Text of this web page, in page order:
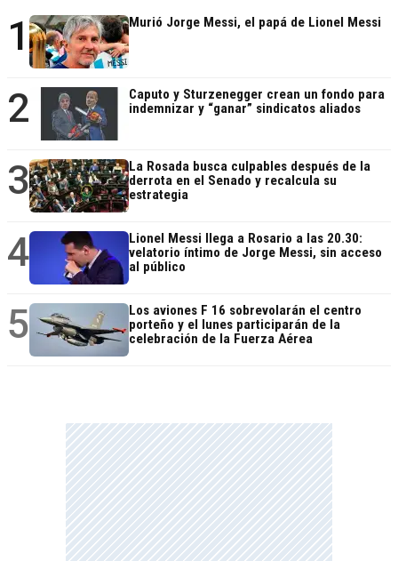
1 Murió Jorge Messi, el papá de Lionel Messi
2
Caputo y Sturzenegger crean un fondo para
indemnizar y “ganar” sindicatos aliados
3
La Rosada busca culpables después de la
derrota en el Senado y recalcula su
estrategia
4
Lionel Messi llega a Rosario a las 20.30:
velatorio íntimo de Jorge Messi, sin acceso
al público
5
Los aviones F 16 sobrevolarán el centro
porteño y el lunes participarán de la
celebración de la Fuerza Aérea